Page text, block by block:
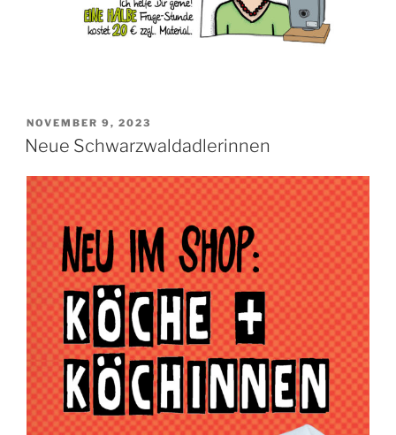
VERÖFFENTLICHT
AM
NOVEMBER 9, 2023
Neue Schwarzwaldadlerinnen